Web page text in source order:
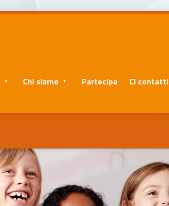
Chi siamo Partecipa Ci contatti